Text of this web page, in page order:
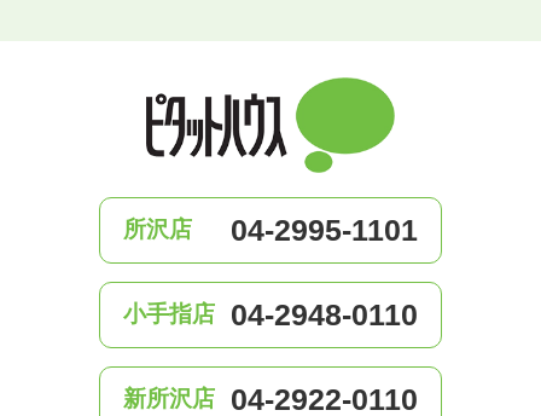
所沢店 04-2995-1101
小手指店 04-2948-0110
新所沢店 04-2922-0110